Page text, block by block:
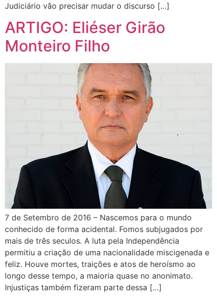
Judiciário vão precisar mudar o discurso […]
ARTIGO: Eliéser Girão
Monteiro Filho
7 de Setembro de 2016 – Nascemos para o mundo
conhecido de forma acidental. Fomos subjugados por
mais de três seculos. A luta pela Independência
permitiu a criação de uma nacionalidade miscigenada e
feliz. Houve mortes, traições e atos de heroísmo ao
longo desse tempo, a maioria quase no anonimato.
Injustiças também fizeram parte dessa […]